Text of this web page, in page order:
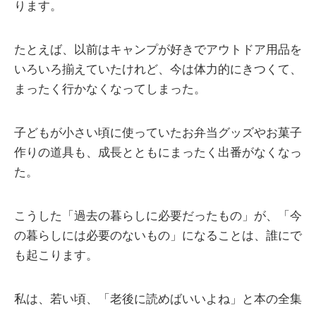
ります。
たとえば、以前はキャンプが好きでアウトドア用品を
いろいろ揃えていたけれど、今は体力的にきつくて、
まったく行かなくなってしまった。
子どもが小さい頃に使っていたお弁当グッズやお菓子
作りの道具も、成長とともにまったく出番がなくなっ
た。
こうした「過去の暮らしに必要だったもの」が、「今
の暮らしには必要のないもの」になることは、誰にで
も起こります。
私は、若い頃、「老後に読めばいいよね」と本の全集